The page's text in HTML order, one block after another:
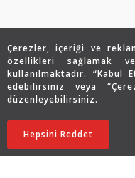
Çerezler, içeriği ve
özellikleri sağlamak
kullanılmaktadır.
edebilirsiniz veya
düzenleyebilirsiniz.
Hepsini Reddet
41.447 TL
33.171 TL
Copyright © 2026